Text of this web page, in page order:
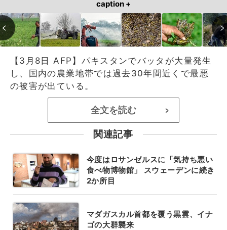
caption +
【3月8日 AFP】パキスタンでバッタが大量発生
し、国内の農業地帯では過去30年間近くで最悪
の被害が出ている。
全文を読む >
関連記事
今度はロサンゼルスに「気持ち悪い
食べ物博物館」 スウェーデンに続き
2か所目
マダガスカル首都を覆う黒雲、イナ
ゴの大群襲来